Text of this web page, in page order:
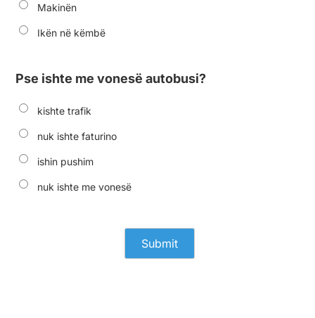
Makinën
Ikën në këmbë
Pse ishte me vonesë autobusi?
kishte trafik
nuk ishte faturino
ishin pushim
nuk ishte me vonesë